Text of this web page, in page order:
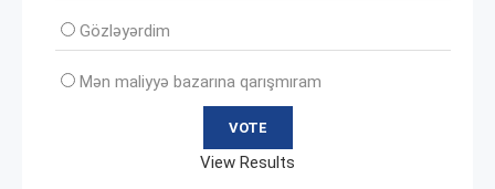
Gözləyərdim
Mən maliyyə bazarına qarışmıram
View Results